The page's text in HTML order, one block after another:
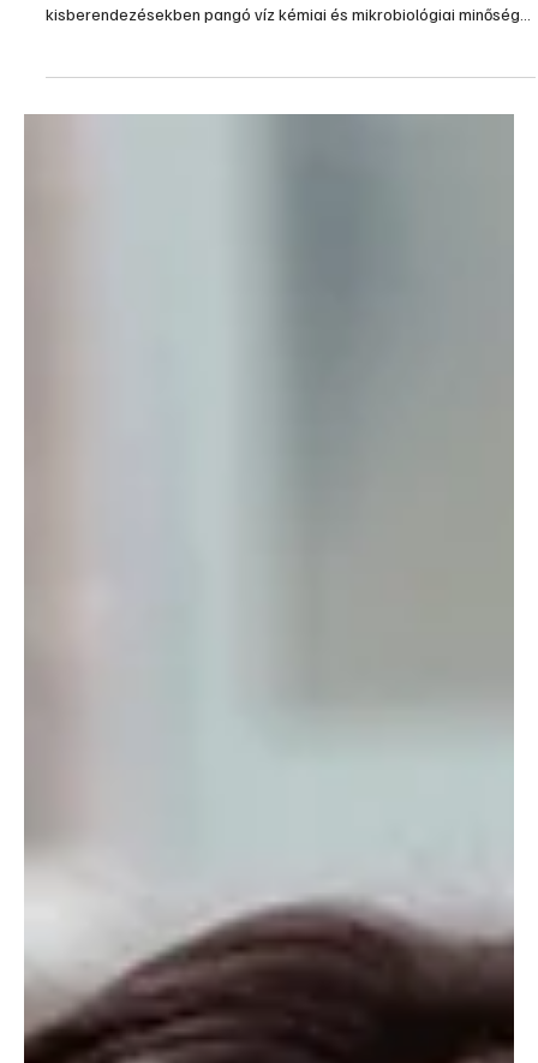
kisberendezésekben pangó víz kémiai és mikrobiológiai minősége
pangó víz kifolyatása, a rendszerek átöblítése. A kifolyatott víz